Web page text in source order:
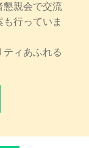
懇親会で交流
行っていま
ィあふれる